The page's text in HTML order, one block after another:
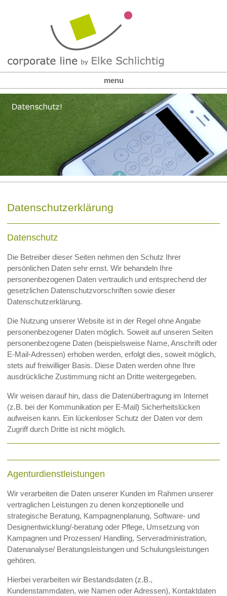
menu
Datenschutzerklärung
Datenschutz
Die Betreiber dieser Seiten nehmen den Schutz Ihrer
persönlichen Daten sehr ernst. Wir behandeln Ihre
personenbezogenen Daten vertraulich und entsprechend der
gesetzlichen Datenschutzvorschriften sowie dieser
Datenschutzerklärung.
Die Nutzung unserer Website ist in der Regel ohne Angabe
personenbezogener Daten möglich. Soweit auf unseren Seiten
personenbezogene Daten (beispielsweise Name, Anschrift oder
E-Mail-Adressen) erhoben werden, erfolgt dies, soweit möglich,
stets auf freiwilliger Basis. Diese Daten werden ohne Ihre
ausdrückliche Zustimmung nicht an Dritte weitergegeben.
Wir weisen darauf hin, dass die Datenübertragung im Internet
(z.B. bei der Kommunikation per E-Mail) Sicherheitslücken
aufweisen kann. Ein lückenloser Schutz der Daten vor dem
Zugriff durch Dritte ist nicht möglich.
Agenturdienstleistungen
Wir verarbeiten die Daten unserer Kunden im Rahmen unserer
vertraglichen Leistungen zu denen konzeptionelle und
strategische Beratung, Kampagnenplanung, Software- und
Designentwicklung/-beratung oder Pflege, Umsetzung von
Kampagnen und Prozessen/ Handling, Serveradministration,
Datenanalyse/ Beratungsleistungen und Schulungsleistungen
gehören.
Hierbei verarbeiten wir Bestandsdaten (z.B.,
Kundenstammdaten, wie Namen oder Adressen), Kontaktdaten